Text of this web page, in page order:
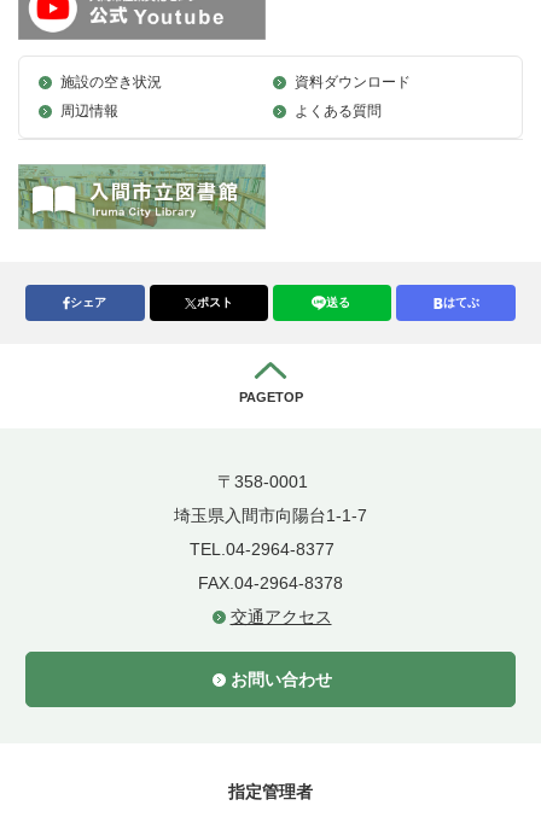
施設の空き状況
資料ダウンロード
周辺情報
よくある質問
シェア ポスト 送る はてぶ
PAGETOP
〒358-0001
埼玉県入間市向陽台1-1-7
TEL.04-2964-8377
FAX.04-2964-8378
交通アクセス
お問い合わせ
指定管理者